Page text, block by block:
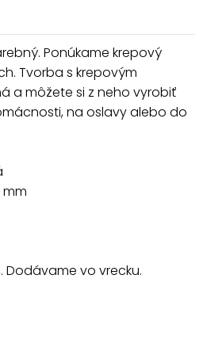
Ponúkame krepový
Tvorba s krepovým
a môžete si z neho vyrobiť
na oslavy alebo do
mm
Dodávame vo vrecku.